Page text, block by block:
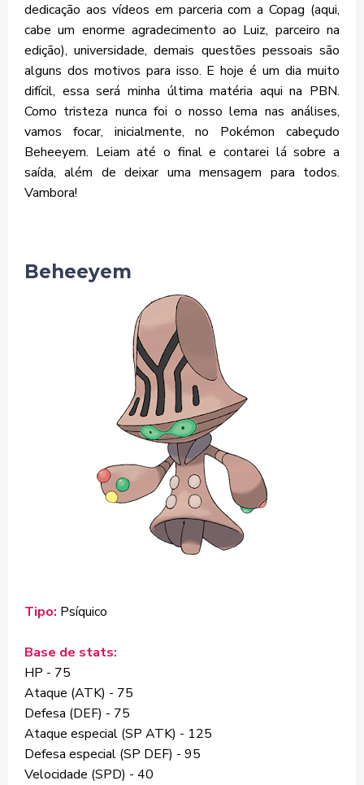
dedicação aos vídeos em parceria com a Copag (aqui,
cabe um enorme agradecimento ao Luiz, parceiro na
edição), universidade, demais questões pessoais são
alguns dos motivos para isso. E hoje é um dia muito
difícil, essa será minha última matéria aqui na PBN.
Como tristeza nunca foi o nosso lema nas análises,
vamos focar, inicialmente, no Pokémon cabeçudo
Beheeyem. Leiam até o final e contarei lá sobre a
saída, além de deixar uma mensagem para todos.
Vambora!
Beheeyem
Tipo: Psíquico
Base de stats:
HP - 75
Ataque (ATK) - 75
Defesa (DEF) - 75
Ataque especial (SP ATK) - 125
Defesa especial (SP DEF) - 95
Velocidade (SPD) - 40